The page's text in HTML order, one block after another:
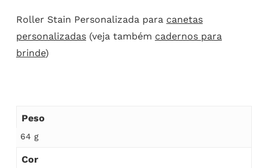
Roller Stain Personalizada para canetas
personalizadas(veja também cadernos para
brinde)
Peso
64 g
Cor